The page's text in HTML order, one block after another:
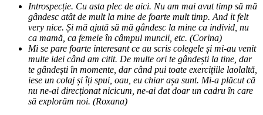
Introspecție. Cu asta plec de aici. Nu am mai avut timp să mă
gândesc atât de mult la mine de foarte mult timp. And it felt
very nice. Și mă ajută să mă gândesc la mine ca individ, nu
ca mamă, ca femeie în câmpul muncii, etc. (Corina)
Mi se pare foarte interesant ce au scris colegele și mi-au venit
multe idei când am citit. De multe ori te gândești la tine, dar
te gândești în momente, dar când pui toate exercițiile laolaltă,
iese un colaj și îți spui, oau, eu chiar așa sunt. Mi-a plăcut că
nu ne-ai direcționat nicicum, ne-ai dat doar un cadru în care
să explorăm noi. (Roxana)